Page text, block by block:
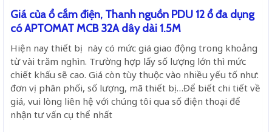
Giá của ổ cắm điện, Thanh nguồn PDU 12 ổ đa dụng
có APTOMAT MCB 32A dây dài 1.5M
Hiện nay thiết bị này có mức giá giao động trong khoảng
từ vài trăm nghìn. Trường hợp lấy số lượng lớn thì mức
chiết khấu sẽ cao. Giá còn tùy thuộc vào nhiều yếu tố như:
đơn vị phân phối, số lượng, mã thiết bị…Để biết chi tiết về
giá, vui lòng liên hệ với chúng tôi qua số điện thoại để
nhận tư vấn cụ thể nhất